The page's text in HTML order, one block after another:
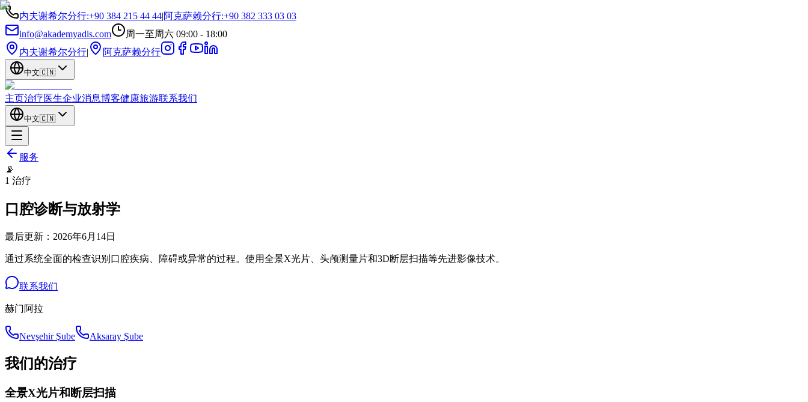
内夫谢希尔分行:+90 384 215 44 44|阿克萨赖分行:+90 382 333 03 03
info@akademyadis.com
周一至周六 09:00 - 18:00
内夫谢希尔分行| 阿克萨赖分行
中文🇨🇳
主页治疗医生企业消息博客健康旅游联系我们
中文🇨🇳
服务
📡
1 治疗
口腔诊断与放射学
最后更新： 2026年6月14日
通过系统全面的检查识别口腔疾病、障碍或异常的过程。使用全景X光片、头颅测量片和3D断层扫描等先进影像技术。
联系我们
赫门阿拉
Nevşehir Şube Aksaray Şube
我们的治疗
全景X光片和断层扫描